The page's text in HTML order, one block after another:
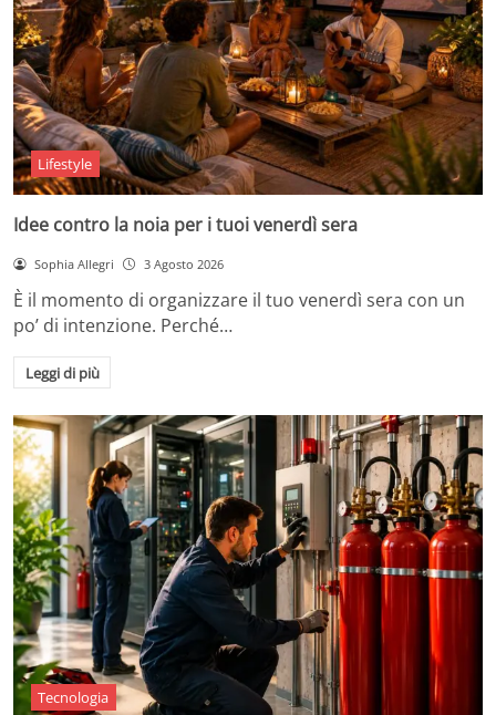
Lifestyle
Idee contro la noia per i tuoi venerdì sera
Sophia Allegri 3 Agosto 2026
È il momento di organizzare il tuo venerdì sera con un
po’ di intenzione. Perché…
Leggi di più
Tecnologia